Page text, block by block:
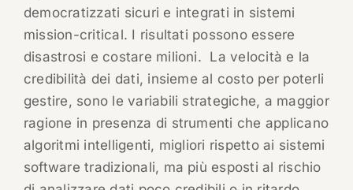
democratizzati sicuri e integrati in sistemi
mission-critical. I risultati possono essere
disastrosi e costare milioni. La velocità e la
credibilità dei dati, insieme al costo per poterli
gestire, sono le variabili strategiche, a maggior
ragione in presenza di strumenti che applicano
algoritmi intelligenti, migliori rispetto ai sistemi
software tradizionali, ma più esposti al rischio